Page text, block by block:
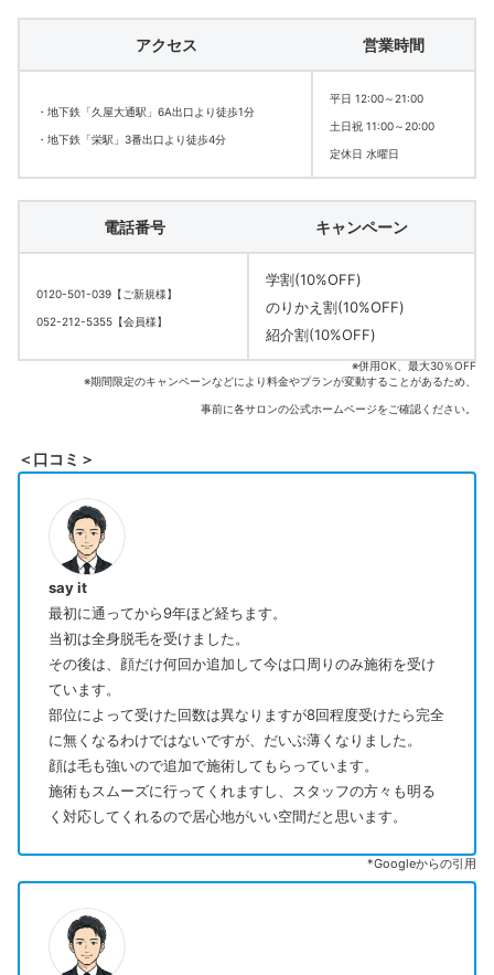
アクセス 営業時間
・地下鉄「久屋大通駅」6A出口より徒歩1分
・地下鉄「栄駅」3番出口より徒歩4分
平日 12:00～21:00
土日祝 11:00～20:00
定休日 水曜日
電話番号 キャンペーン
0120-501-039【ご新規様】
052-212-5355【会員様】
学割(10%OFF)
のりかえ割(10%OFF)
紹介割(10%OFF)
※併用OK、最大30％OFF
※期間限定のキャンペーンなどにより料金やプランが変動することがあるため、
事前に各サロンの公式ホームページをご確認ください。
＜口コミ＞
say it
最初に通ってから9年ほど経ちます。
当初は全身脱毛を受けました。
その後は、顔だけ何回か追加して今は口周りのみ施術を受け
ています。
部位によって受けた回数は異なりますが8回程度受けたら完全
に無くなるわけではないですが、だいぶ薄くなりました。
顔は毛も強いので追加で施術してもらっています。
施術もスムーズに行ってくれますし、スタッフの方々も明る
く対応してくれるので居心地がいい空間だと思います。
*Googleからの引用